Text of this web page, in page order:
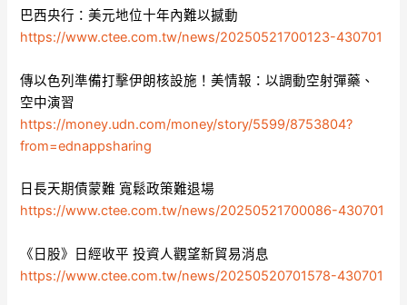
巴西央行：美元地位十年內難以撼動
https://www.ctee.com.tw/news/20250521700123-430701
傳以色列準備打擊伊朗核設施！美情報：以調動空射彈藥、
空中演習
https://money.udn.com/money/story/5599/8753804?
from=ednappsharing
日長天期債蒙難 寬鬆政策難退場
https://www.ctee.com.tw/news/20250521700086-430701
《日股》日經收平 投資人觀望新貿易消息
https://www.ctee.com.tw/news/20250520701578-430701